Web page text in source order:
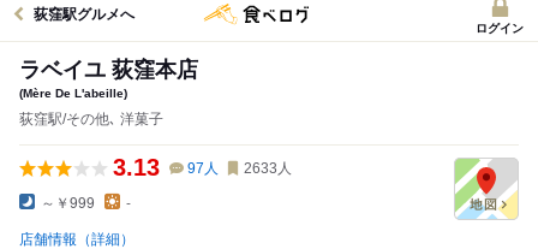
荻窪駅グルメへ
ログイン
ラベイユ 荻窪本店
(Mère De L'abeille)
荻窪駅/その他､ 洋菓子
3.13 97 人 2633 人
～￥999 -
店舗情報（詳細）